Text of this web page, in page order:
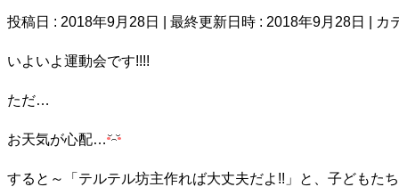
投稿日 : 2018年9月28日 最終更新日時 : 2018年9月28日 カ
いよいよ運動会です!!!!
ただ…
お天気が心配…
すると～「テルテル坊主作れば大丈夫だよ!!」と、子どもたち